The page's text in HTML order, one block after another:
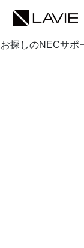
お探しのNECサポ